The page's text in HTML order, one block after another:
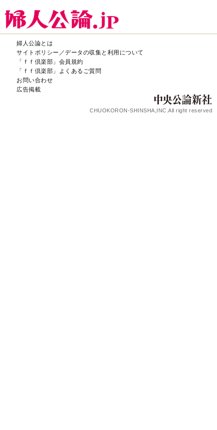
婦人公論とは
サイトポリシー／データの収集と利用について
「ｆｆ倶楽部」会員規約
「ｆｆ倶楽部」よくあるご質問
お問い合わせ
広告掲載
CHUOKORON-SHINSHA,INC.All right reserved